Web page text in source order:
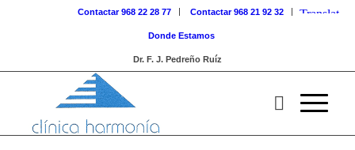
Contactar 968 22 28 77 Contactar 968 21 92 32
Donde Estamos
Dr. F. J. Pedreño Ruíz